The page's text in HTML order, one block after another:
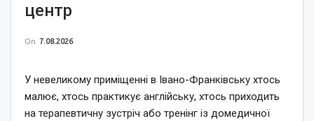
центр
On 7.08.2026
У невеликому приміщенні в Івано-Франківську хтось
малює, хтось практикує англійську, хтось приходить
на терапевтичну зустріч або тренінг із домедичної